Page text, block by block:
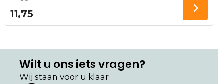
11,75
Wilt u ons iets vragen?
Wij staan voor u klaar